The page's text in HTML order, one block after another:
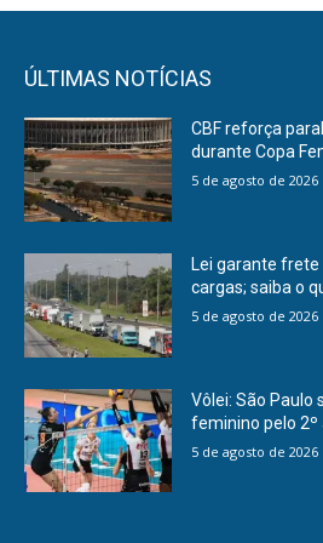
ÚLTIMAS NOTÍCIAS
CBF reforça
durante Copa
5 de agosto de 2026
Lei garante
cargas; saiba o
5 de agosto de 2026
Vôlei: São Paulo
feminino pelo 2º
5 de agosto de 2026